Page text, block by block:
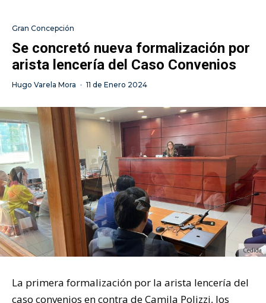
Gran Concepción
Se concretó nueva formalización por
arista lencería del Caso Convenios
Hugo Varela Mora · 11 de Enero 2024
Cedida
La primera formalización por la arista lencería del
caso convenios en contra de Camila Polizzi, los